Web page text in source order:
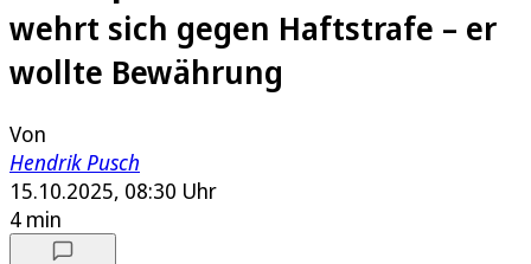
wehrt sich gegen Haftstrafe – er
wollte Bewährung
Von
Hendrik Pusch
15.10.2025, 08:30 Uhr
4 min